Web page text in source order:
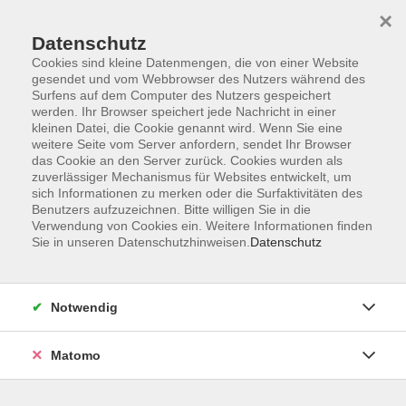
Skip to main content
Der Kurs konnte nicht gefunden werden.
Impressum
Datenschutz
Cookies sind kleine Datenmengen, die von einer Website
gesendet und vom Webbrowser des Nutzers während des
Surfens auf dem Computer des Nutzers gespeichert
werden. Ihr Browser speichert jede Nachricht in einer
kleinen Datei, die Cookie genannt wird. Wenn Sie eine
weitere Seite vom Server anfordern, sendet Ihr Browser
das Cookie an den Server zurück. Cookies wurden als
zuverlässiger Mechanismus für Websites entwickelt, um
sich Informationen zu merken oder die Surfaktivitäten des
Benutzers aufzuzeichnen. Bitte willigen Sie in die
Verwendung von Cookies ein. Weitere Informationen finden
Sie in unseren Datenschutzhinweisen. Datenschutz
×
Notwendig
Matomo